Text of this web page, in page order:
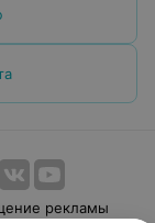
рекламы